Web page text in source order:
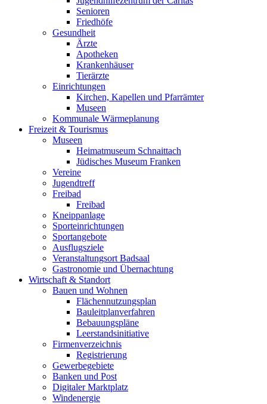
Senioren
Friedhöfe
Gesundheit
Ärzte
Apotheken
Krankenhäuser
Tierärzte
Einrichtungen
Kirchen, Kapellen und Pfarrämter
Museen
Kommunale Wärmeplanung
Freizeit & Tourismus
Museen
Heimatmuseum Schnaittach
Jüdisches Museum Franken
Vereine
Jugendtreff
Freibad
Freibad
Kneippanlage
Sporteinrichtungen
Sportangebote
Ausflugsziele
Veranstaltungsort Badsaal
Gastronomie und Übernachtung
Wirtschaft & Standort
Bauen und Wohnen
Flächennutzungsplan
Bauleitplanverfahren
Bebauungspläne
Leerstandsinitiative
Firmenverzeichnis
Registrierung
Gewerbegebiete
Banken und Post
Digitaler Marktplatz
Windenergie